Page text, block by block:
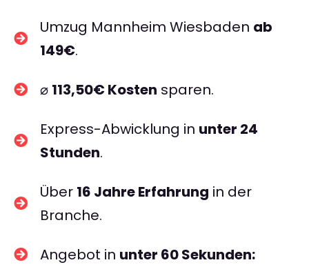
Umzug Mannheim Wiesbaden ab
149€.
⌀ 113,50€ Kosten sparen.
Express-Abwicklung in unter 24
Stunden.
Über 16 Jahre Erfahrung in der
Branche.
Angebot in unter 60 Sekunden: